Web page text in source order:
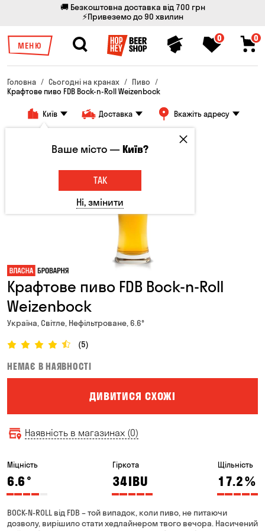
🚚 Безкоштовна доставка від 700 грн
⚡Привеземо до 90 хвилин
МЕНЮ
0 0
Головна Сьогодні на кранах
Пиво
Крафтове пиво FDB Bock-n-Roll Weizenbock
Київ Доставка Вкажіть адресу
Крафтове пиво FDB Bock-n-Roll
Weizenbock
Україна, Світле, Нефільтроване, 6.6°
(5)
НЕМАЄ В НАЯВНОСТІ
ДИВИТИСЯ СХОЖІ
Наявність в магазинах (0)
Міцність
6.6°
Гіркота
34IBU
Щільність
17.2%
BOCK-N-ROLL від FDB – той випадок, коли пиво, не питаючи
дозволу, вирішило стати хедлайнером твого вечора. Насичений
Ваше місто —Київ?
ТАК
Ні, змінити